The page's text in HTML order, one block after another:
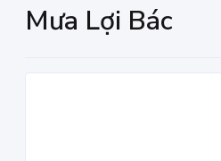
Mưa Lợi Bác